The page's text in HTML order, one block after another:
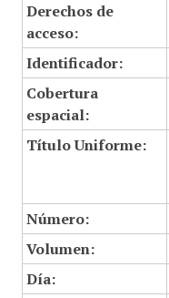
Derechos de
acceso:
Identificador:
Cobertura
espacial:
Título Uniforme:
Número:
Volumen:
Día: